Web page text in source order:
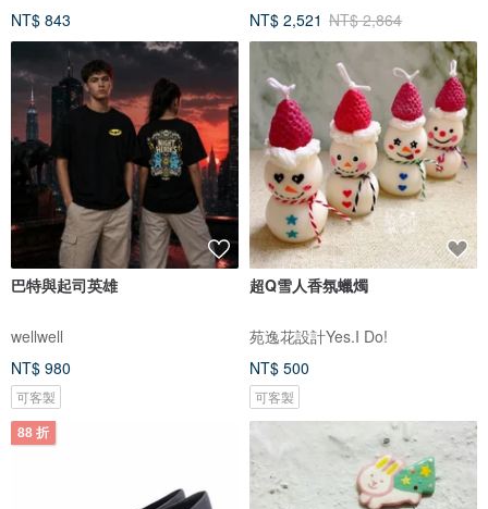
NT$ 843
NT$ 2,521 NT$ 2,864
巴特與起司英雄
wellwell
NT$ 980
可客製
超Q雪人香氛蠟燭
苑逸花設計Yes.I Do!
NT$ 500
可客製
88 折